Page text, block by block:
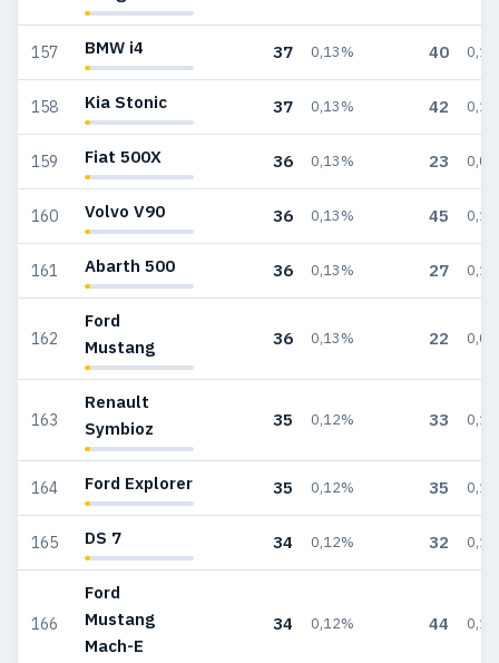
157 BMW i4 37 0,13% 40
158 Kia Stonic 37 0,13% 42
159 Fiat 500X 36 0,13% 23
160 Volvo V90 36 0,13% 45
161 Abarth 500 36 0,13% 27
162
Ford
Mustang
36 0,13% 22
163
Renault
Symbioz
35 0,12% 33
164 Ford Explorer 35 0,12% 35
165 DS 7 34 0,12% 32
166
Ford
Mustang
Mach-E
34 0,12% 44